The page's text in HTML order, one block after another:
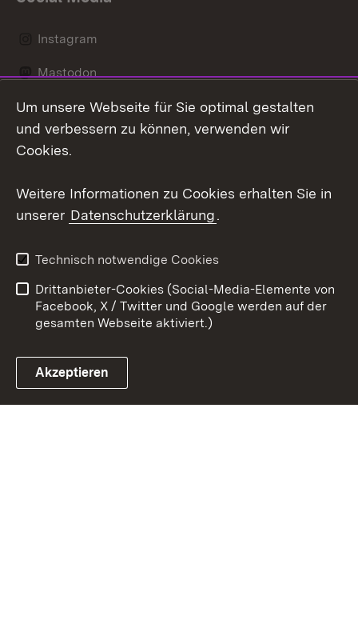
Instagram
Mastodon
Messenger
Link zum Landesportal
Kontakt
Impressum
Cookies
Um unsere Webseite für Sie optimal gestalten
und verbessern zu können, verwenden wir
Cookies.
Weitere Informationen zu Cookies erhalten Sie in
unserer Datenschutzerklärung.
Technisch notwendige Cookies
Drittanbieter-Cookies (Social-Media-Elemente von
Facebook, X / Twitter und Google werden auf der
gesamten Webseite aktiviert.)
Akzeptieren